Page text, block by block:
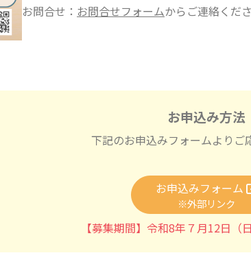
お問合せ： お問合せフォームからご連絡くださ
お申込み方法
下記のお申込みフォームよりご
お申込みフォーム
※外部リンク
【募集期間】令和8年７月12日（